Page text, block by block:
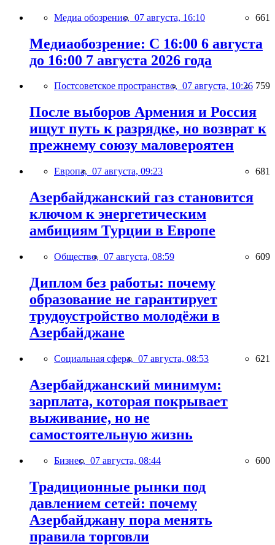
Медиа обозрение, 07 августа, 16:10 661
Медиаобозрение: С 16:00 6 августа
до 16:00 7 августа 2026 года
Постсоветское пространство, 07 августа, 10:26 759
После выборов Армения и Россия
ищут путь к разрядке, но возврат к
прежнему союзу маловероятен
Европа, 07 августа, 09:23 681
Азербайджанский газ становится
ключом к энергетическим
амбициям Турции в Европе
Общество, 07 августа, 08:59 609
Диплом без работы: почему
образование не гарантирует
трудоустройство молодёжи в
Азербайджане
Социальная сфера, 07 августа, 08:53 621
Азербайджанский минимум:
зарплата, которая покрывает
выживание, но не
самостоятельную жизнь
Бизнес, 07 августа, 08:44 600
Традиционные рынки под
давлением сетей: почему
Азербайджану пора менять
правила торговли